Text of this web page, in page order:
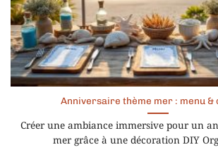
Anniversaire thème mer : menu &
Créer une ambiance immersive pour un
mer grâce à une décoration DIY